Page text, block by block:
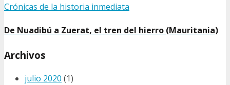
Crónicas de la historia inmediata
De Nuadibú a Zuerat, el tren del hierro (Mauritania)
Archivos
julio 2020 (1)